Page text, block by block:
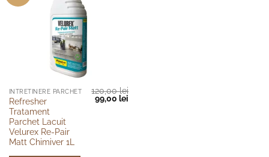
INTRETINERE PARCHET
Refresher
Tratament
Parchet Lacuit
Velurex Re-Pair
Matt Chimiver 1L
120,00lei
Prețul
inițial
99,00lei